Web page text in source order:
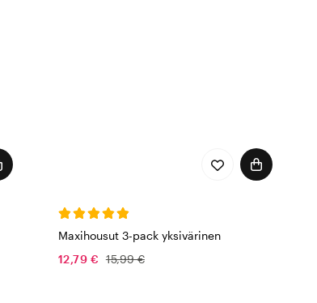
Maxihousut 3-pack yksivärinen
12,79 € 15,99 €